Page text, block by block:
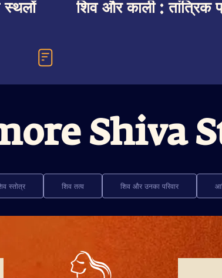
स्थलों
शिव और काली : तांत्रिक
Shiva
स्तोत्र शिव तत्व शिव और उनका परिवार